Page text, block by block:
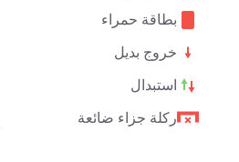
بطاقة حمراء
خروج بديل
استبدال
ركلة جزاء ضائعة